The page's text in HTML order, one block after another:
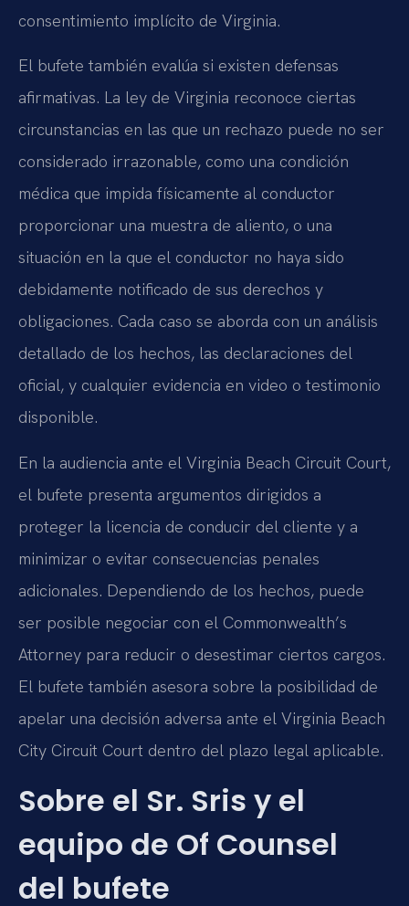
consentimiento implícito de Virginia.
El bufete también evalúa si existen defensas
afirmativas. La ley de Virginia reconoce ciertas
circunstancias en las que un rechazo puede no ser
considerado irrazonable, como una condición
médica que impida físicamente al conductor
proporcionar una muestra de aliento, o una
situación en la que el conductor no haya sido
debidamente notificado de sus derechos y
obligaciones. Cada caso se aborda con un análisis
detallado de los hechos, las declaraciones del
oficial, y cualquier evidencia en video o testimonio
disponible.
En la audiencia ante el Virginia Beach Circuit Court,
el bufete presenta argumentos dirigidos a
proteger la licencia de conducir del cliente y a
minimizar o evitar consecuencias penales
adicionales. Dependiendo de los hechos, puede
ser posible negociar con el Commonwealth’s
Attorney para reducir o desestimar ciertos cargos.
El bufete también asesora sobre la posibilidad de
apelar una decisión adversa ante el Virginia Beach
City Circuit Court dentro del plazo legal aplicable.
Sobre el Sr. Sris y el
equipo de Of Counsel
del bufete